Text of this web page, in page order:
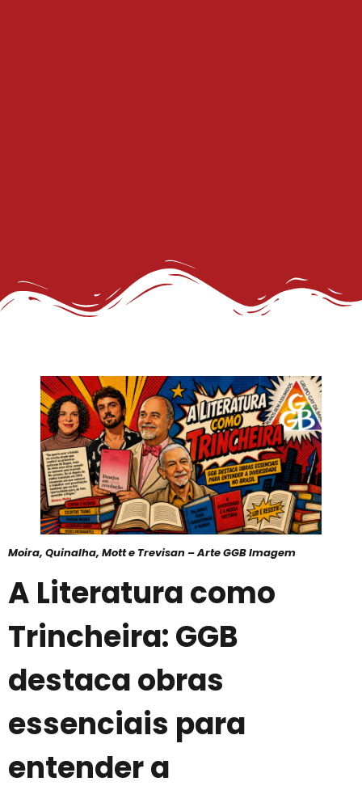
Moira, Quinalha, Mott e Trevisan – Arte GGB Imagem
A Literatura como
Trincheira: GGB
destaca obras
essenciais para
entender a